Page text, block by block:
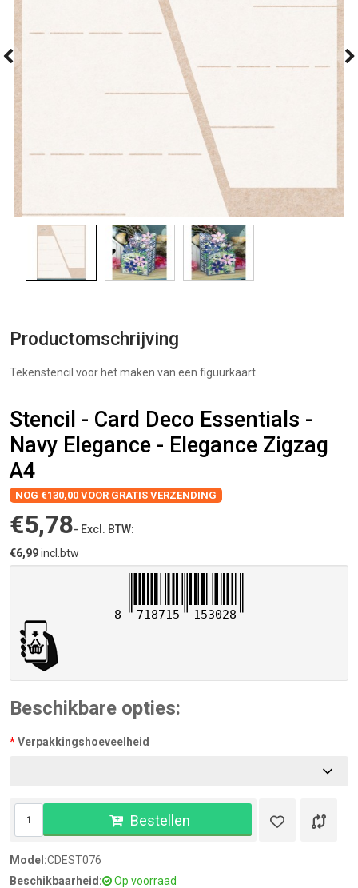
Productomschrijving
Tekenstencil voor het maken van een figuurkaart.
Stencil - Card Deco Essentials -
Navy Elegance - Elegance Zigzag
A4
NOG €130,00 VOOR GRATIS VERZENDING
€5,78- Excl. BTW:
€6,99incl.btw
8 718715 153028
Beschikbare opties:
Verpakkingshoeveelheid
Bestellen
Model:CDEST076
Beschikbaarheid:
Op voorraad